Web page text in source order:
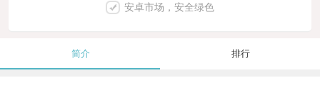
安卓市场，安全绿色
简介 排行